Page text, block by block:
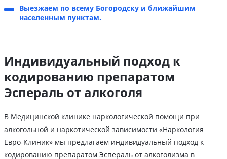
Выезжаем по всему Богородску и ближайшим
населенным пунктам.
Индивидуальный подход к
кодированию препаратом
Эспераль от алкоголя
В Медицинской клинике наркологической помощи при
алкогольной и наркотической зависимости «Наркология
Евро-Клиник» мы предлагаем индивидуальный подход к
кодированию препаратом Эспераль от алкоголизма в